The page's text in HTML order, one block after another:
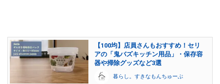
【100均】店員さんもおすすめ！セリ
アの「鬼バズキッチン用品」・保存容
器や掃除グッズなど3選
暮らし。すきなもんちゅーぶ